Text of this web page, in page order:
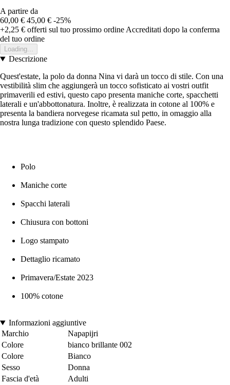
A partire da
60,00 € 45,00 € -25%
+2,25 € offerti sul tuo prossimo ordine Accreditati dopo la conferma
del tuo ordine
Loading...
Descrizione
Quest'estate, la polo da donna Nina vi darà un tocco di stile. Con una
vestibilità slim che aggiungerà un tocco sofisticato ai vostri outfit
primaverili ed estivi, questo capo presenta maniche corte, spacchetti
laterali e un'abbottonatura. Inoltre, è realizzata in cotone al 100% e
presenta la bandiera norvegese ricamata sul petto, in omaggio alla
nostra lunga tradizione con questo splendido Paese.
Polo
Maniche corte
Spacchi laterali
Chiusura con bottoni
Logo stampato
Dettaglio ricamato
Primavera/Estate 2023
100% cotone
Informazioni aggiuntive
Marchio
Napapijri
Colore
bianco brillante 002
Colore
Bianco
Sesso
Donna
Fascia d'età
Adulti